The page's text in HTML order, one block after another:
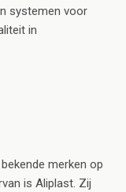
systemen voor
in
merken op
is Aliplast. Zij